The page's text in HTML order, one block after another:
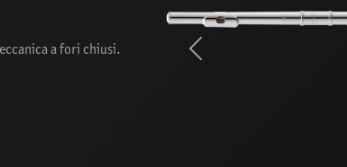
a fori chiusi. Previous